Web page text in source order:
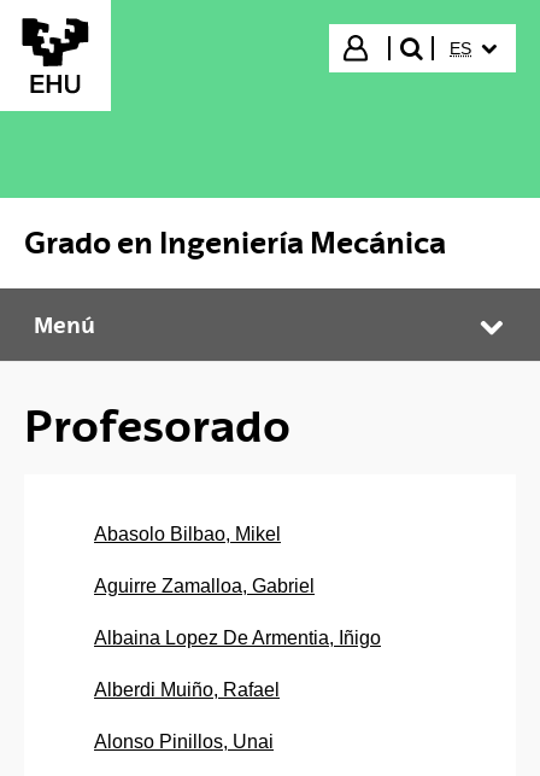
Saltar al contenido principal
Iniciar sesión
buscar"
ES
Grado en Ingeniería Mecánica
Grado en Ingeniería Mecánica
Menú
Profesorado
Abasolo Bilbao, Mikel
Aguirre Zamalloa, Gabriel
Albaina Lopez De Armentia, Iñigo
Alberdi Muiño, Rafael
Alonso Pinillos, Unai